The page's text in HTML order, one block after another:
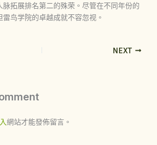
脉拓展排名第二的殊荣。尽管在不同年份的
鸟学院的卓越成就不容忽视。
NEXT
網站才能發佈留言。